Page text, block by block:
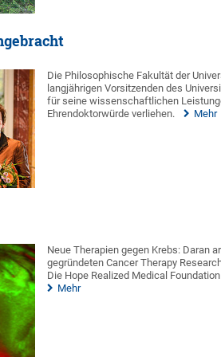
Die Philosophische Fakultät der
langjährigen Vorsitzenden des
für seine wissenschaftlichen
Ehrendoktorwürde verliehen.
Mehr
Neue Therapien gegen Krebs: Daran
gegründeten Cancer Therapy
Die Hope Realized Medical
Mehr